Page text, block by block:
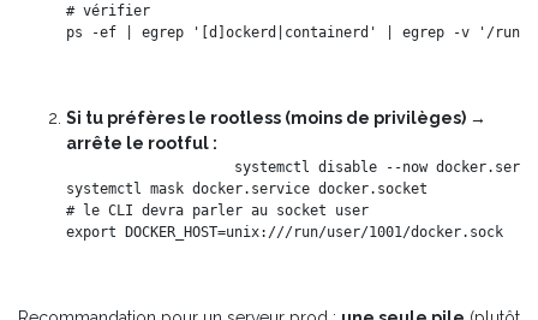
# vérifier
Si tu préfères le rootless (moins de privilèges) →
arrête le rootful :
systemctl disable --now
systemctl mask docker.service docker.socket
# le CLI devra parler au socket user